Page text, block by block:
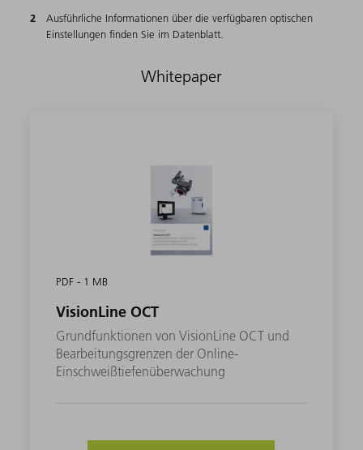
Ausführliche Informationen über die verfügbaren optischen
Einstellungen finden Sie im Datenblatt.
Whitepaper
PDF - 1 MB
VisionLine OCT
Grundfunktionen von VisionLine OCT und
Bearbeitungsgrenzen der Online-
Einschweißtiefenüberwachung